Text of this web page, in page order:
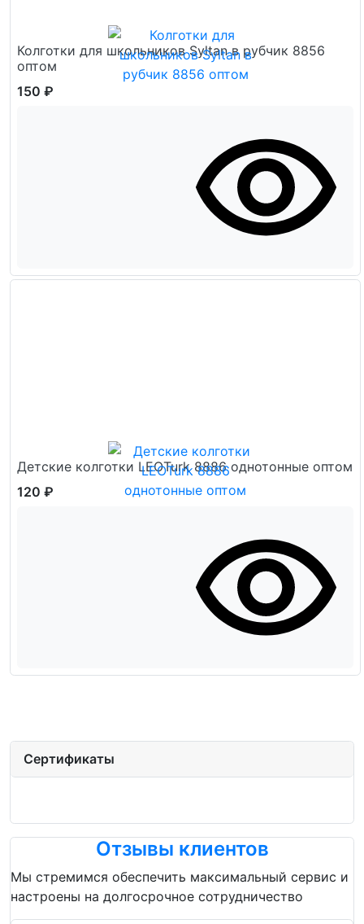
Колготки для школьников Syltan в рубчик 8856
оптом
150 ₽
Детские колготки LEOTurk 8886 однотонные оптом
120 ₽
Сертификаты
Отзывы клиентов
Мы стремимся обеспечить максимальный сервис и
настроены на долгосрочное сотрудничество